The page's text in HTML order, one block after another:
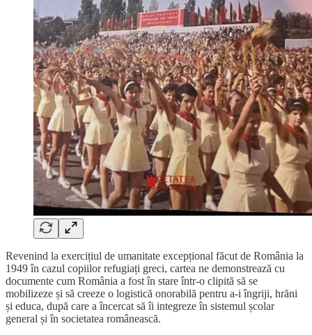
Revenind la exercițiul de umanitate excepțional făcut de România la
1949 în cazul copiilor refugiați greci, cartea ne demonstrează cu
documente cum România a fost în stare într-o clipită să se
mobilizeze și să creeze o logistică onorabilă pentru a-i îngriji, hrăni
și educa, după care a încercat să îi integreze în sistemul școlar
general și în societatea românească.